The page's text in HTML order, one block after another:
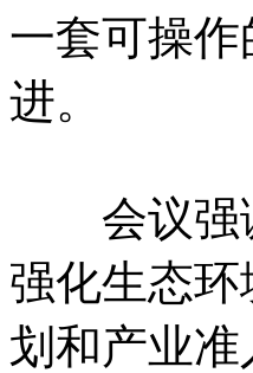
一套可操
进。
会议强调
强化生态
划和产业